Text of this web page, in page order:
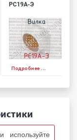
РС19А-Э
Подробнее ...
используйте